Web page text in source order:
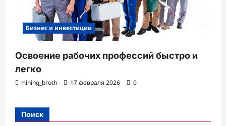
Бизнес и инвестиции
Освоение рабочих профессий быстро и
легко
mining_broth 17 февраля 2026 0
Поиск